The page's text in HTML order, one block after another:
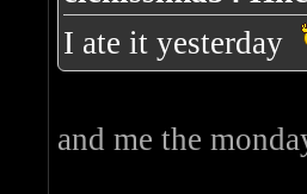
I ate it yesterday
and me the